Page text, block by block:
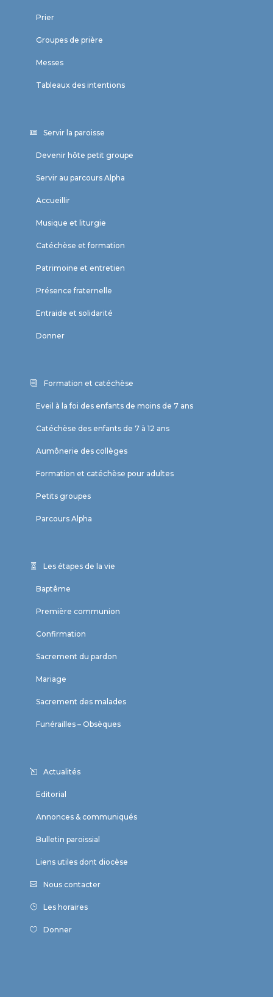
Prier
Groupes de prière
Messes
Tableaux des intentions
Servir la paroisse
Devenir hôte petit groupe
Servir au parcours Alpha
Accueillir
Musique et liturgie
Catéchèse et formation
Patrimoine et entretien
Présence fraternelle
Entraide et solidarité
Donner
Formation et catéchèse
Eveil à la foi des enfants de moins de 7 ans
Catéchèse des enfants de 7 à 12 ans
Aumônerie des collèges
Formation et catéchèse pour adultes
Petits groupes
Parcours Alpha
Les étapes de la vie
Baptême
Première communion
Confirmation
Sacrement du pardon
Mariage
Sacrement des malades
Funérailles – Obsèques
Actualités
Editorial
Annonces & communiqués
Bulletin paroissial
Liens utiles dont diocèse
Nous contacter
Les horaires
Donner